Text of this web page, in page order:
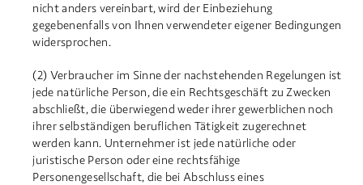
nicht anders vereinbart, wird der Einbeziehung
gegebenenfalls von Ihnen verwendeter eigener Bedingungen
widersprochen.
(2) Verbraucher im Sinne der nachstehenden Regelungen ist
jede natürliche Person, die ein Rechtsgeschäft zu Zwecken
abschließt, die überwiegend weder ihrer gewerblichen noch
ihrer selbständigen beruflichen Tätigkeit zugerechnet
werden kann. Unternehmer ist jede natürliche oder
juristische Person oder eine rechtsfähige
Personengesellschaft, die bei Abschluss eines